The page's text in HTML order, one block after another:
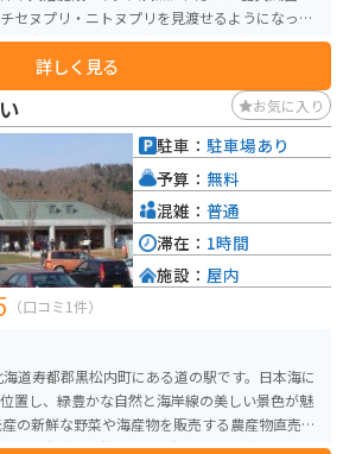
セヌプリ・ニトヌプリを見渡せるようになって
も出来ます。また、冬期間も利用可能となって
山々を背にしながら、温泉を満喫する事も可能
てあります。【泉質】単純硫黄温泉（硫化水素
・慢性湿疹・関節等の運動機能障害・疲労回復
詳しく見る
お気に入り
（口コミ1件）
道寿都郡黒松内町にある道の駅です。日本海に
置し、緑豊かな自然と海岸線の美しい景色が魅
黒毛和牛「黒松内牛」や新鮮な魚介類を使った
駐車： 駐車場あり
予算： 無料
混雑： 普通
滞在： 1時間
施設： 屋内